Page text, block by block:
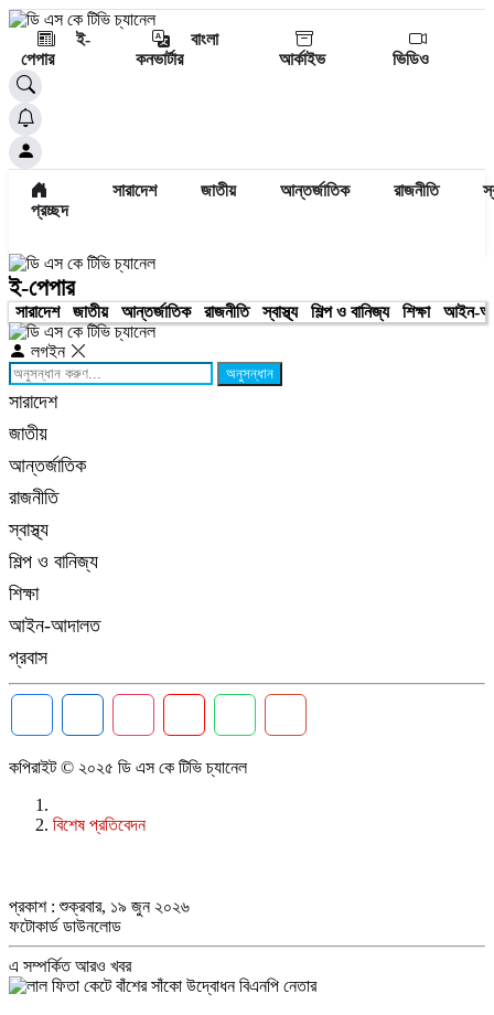
ই-
পেপার
বাংলা
কনভার্টার
আর্কাইভ ভিডিও
প্রচ্ছদ
সারাদেশ জাতীয় আন্তর্জাতিক রাজনীতি
ই-পেপার
সারাদেশ জাতীয় আন্তর্জাতিক রাজনীতি স্বাস্থ্য শিল্প ও বানিজ্য শিক্ষা আইন-
লগইন
অনুসন্ধান
সারাদেশ
জাতীয়
আন্তর্জাতিক
রাজনীতি
স্বাস্থ্য
শিল্প ও বানিজ্য
শিক্ষা
আইন-আদালত
প্রবাস
কপিরাইট © ২০২৫ ডি এস কে টিভি চ্যানেল
বিশেষ প্রতিবেদন
প্রকাশ : শুক্রবার, ১৯ জুন ২০২৬
ফটোকার্ড ডাউনলোড
এ সম্পর্কিত আরও খবর